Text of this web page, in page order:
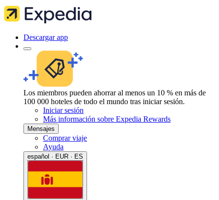
Descargar app
Los miembros pueden ahorrar al menos un 10 % en más de
100 000 hoteles de todo el mundo tras iniciar sesión.
Iniciar sesión
Más información sobre Expedia Rewards
Mensajes
Comprar viaje
Ayuda
español · EUR · ES